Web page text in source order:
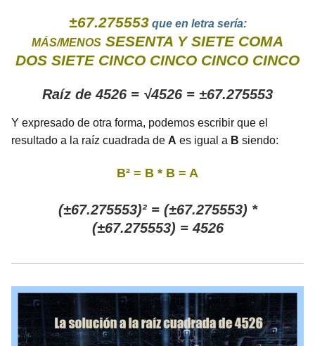
±67.275553que en letra sería:
MÁS/MENOS SESENTA Y SIETE COMA
DOS SIETE CINCO CINCO CINCO CINCO
Raíz de 4526 = √4526 = ±67.275553
Y expresado de otra forma, podemos escribir que el
resultado a la raíz cuadrada de A es igual a B siendo:
B² = B * B = A
(±67.275553)² = (±67.275553) *
(±67.275553) = 4526